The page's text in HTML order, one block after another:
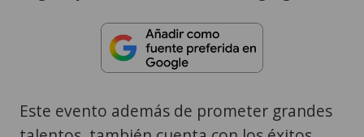
Este evento además de prometer grandes